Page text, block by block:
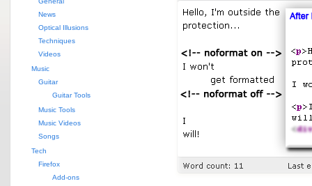
News
Optical Illusions
Techniques
Videos
Music
Guitar
Guitar Tools
Music Tools
Music Videos
Songs
Tech
Firefox
Add-ons